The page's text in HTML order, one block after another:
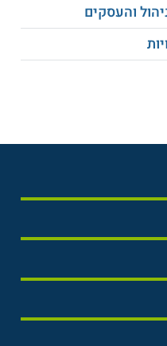
והעסקים